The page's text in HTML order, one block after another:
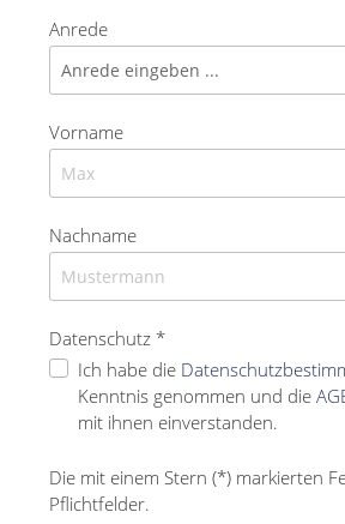
Anrede
Vorname
Nachname
Datenschutz *
Ich habe die
Kenntnis genommen und die
mit ihnen einverstanden.
Die mit einem Stern (*) markierten
Pflichtfelder.